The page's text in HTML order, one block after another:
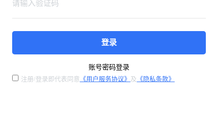
登录
账号密码登录
注册/登录即代表同意 《用户服务协议》 及 《隐私条款》